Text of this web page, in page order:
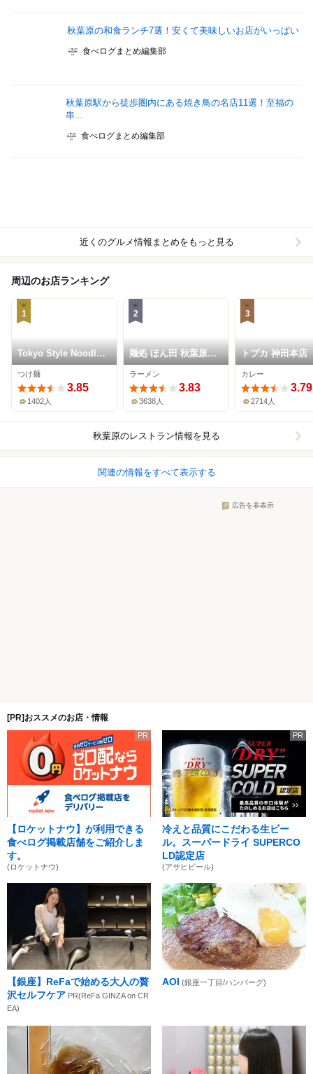
秋葉原の和食ランチ7選！安くて美味しいお店がいっぱい
食べログまとめ編集部
秋葉原駅から徒歩圏内にある焼き鳥の名店11選！至福の
串...
食べログまとめ編集部
近くのグルメ情報まとめをもっと見る
周辺のお店ランキング
1
Tokyo Style Noodle
ほたて日和
つけ麺
3.85
1402人
2
麺処 ほん田 秋葉原本
店
ラーメン
3.83
3638人
3
トプカ 神田本店
カレー
3.79
2714人
秋葉原のレストラン情報を見る
関連の情報をすべて表示する
広告を非表示
[PR]おススメのお店・情報
PR
【ロケットナウ】が利用できる
食べログ掲載店舗をご紹介しま
す。
(ロケットナウ)
PR
冷えと品質にこだわる生ビー
ル。スーパードライ SUPERCO
LD認定店
(アサヒビール)
【銀座】ReFaで始める大人の贅
沢セルフケア PR(ReFa GINZA on CR
EA)
AOI (銀座一丁目/ハンバーグ)